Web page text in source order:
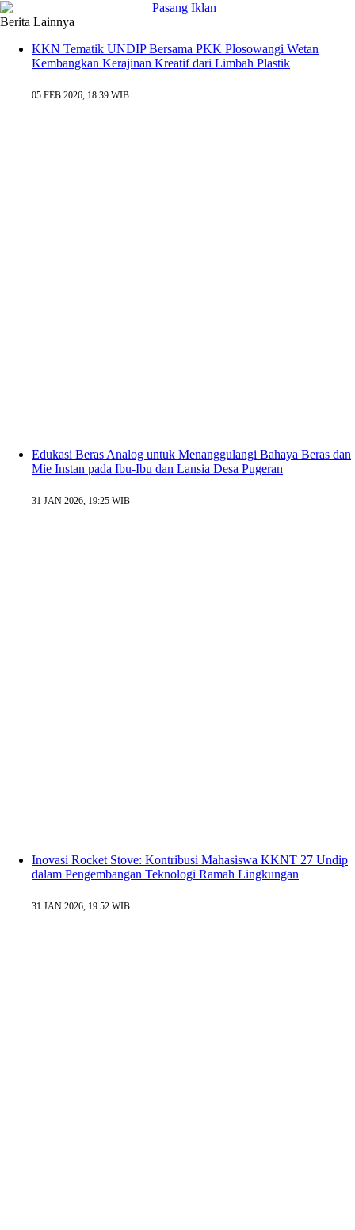
Berita Lainnya
KKN Tematik UNDIP Bersama PKK Plosowangi Wetan
Kembangkan Kerajinan Kreatif dari Limbah Plastik
05 FEB 2026, 18:39 WIB
Edukasi Beras Analog untuk Menanggulangi Bahaya Beras dan
Mie Instan pada Ibu-Ibu dan Lansia Desa Pugeran
31 JAN 2026, 19:25 WIB
Inovasi Rocket Stove: Kontribusi Mahasiswa KKNT 27 Undip
dalam Pengembangan Teknologi Ramah Lingkungan
31 JAN 2026, 19:52 WIB